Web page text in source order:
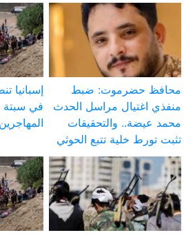
محافظ حضرموت: ضبط
منفذي اغتيال مراسل الحدث
محمد عيضة.. والتحقيقات
تثبت تورط خلية تتبع الحوثي
إسبانيا
في
المهاجرين